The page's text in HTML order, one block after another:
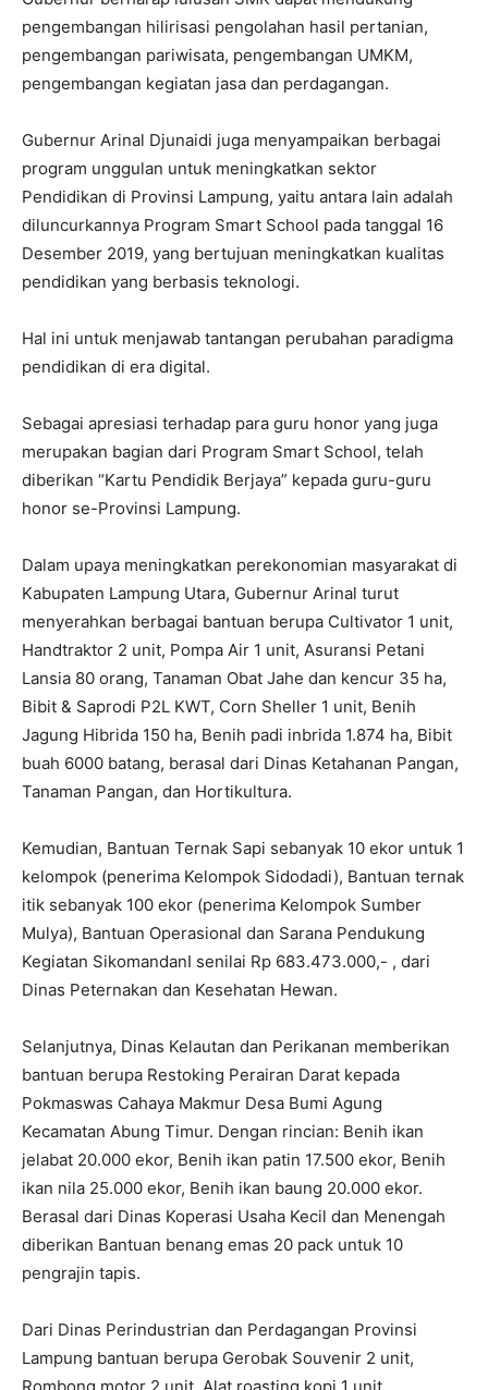
pengembangan hilirisasi pengolahan hasil pertanian,
pengembangan pariwisata, pengembangan UMKM,
pengembangan kegiatan jasa dan perdagangan.
Gubernur Arinal Djunaidi juga menyampaikan berbagai
program unggulan untuk meningkatkan sektor
Pendidikan di Provinsi Lampung, yaitu antara lain adalah
diluncurkannya Program Smart School pada tanggal 16
Desember 2019, yang bertujuan meningkatkan kualitas
pendidikan yang berbasis teknologi.
Hal ini untuk menjawab tantangan perubahan paradigma
pendidikan di era digital.
Sebagai apresiasi terhadap para guru honor yang juga
merupakan bagian dari Program Smart School, telah
diberikan “Kartu Pendidik Berjaya” kepada guru-guru
honor se-Provinsi Lampung.
Dalam upaya meningkatkan perekonomian masyarakat di
Kabupaten Lampung Utara, Gubernur Arinal turut
menyerahkan berbagai bantuan berupa Cultivator 1 unit,
Handtraktor 2 unit, Pompa Air 1 unit, Asuransi Petani
Lansia 80 orang, Tanaman Obat Jahe dan kencur 35 ha,
Bibit & Saprodi P2L KWT, Corn Sheller 1 unit, Benih
Jagung Hibrida 150 ha, Benih padi inbrida 1.874 ha, Bibit
buah 6000 batang, berasal dari Dinas Ketahanan Pangan,
Tanaman Pangan, dan Hortikultura.
Kemudian, Bantuan Ternak Sapi sebanyak 10 ekor untuk 1
kelompok (penerima Kelompok Sidodadi), Bantuan ternak
itik sebanyak 100 ekor (penerima Kelompok Sumber
Mulya), Bantuan Operasional dan Sarana Pendukung
Kegiatan SikomandanI senilai Rp 683.473.000,- , dari
Dinas Peternakan dan Kesehatan Hewan.
Selanjutnya, Dinas Kelautan dan Perikanan memberikan
bantuan berupa Restoking Perairan Darat kepada
Pokmaswas Cahaya Makmur Desa Bumi Agung
Kecamatan Abung Timur. Dengan rincian: Benih ikan
jelabat 20.000 ekor, Benih ikan patin 17.500 ekor, Benih
ikan nila 25.000 ekor, Benih ikan baung 20.000 ekor.
Berasal dari Dinas Koperasi Usaha Kecil dan Menengah
diberikan Bantuan benang emas 20 pack untuk 10
pengrajin tapis.
Dari Dinas Perindustrian dan Perdagangan Provinsi
Lampung bantuan berupa Gerobak Souvenir 2 unit,